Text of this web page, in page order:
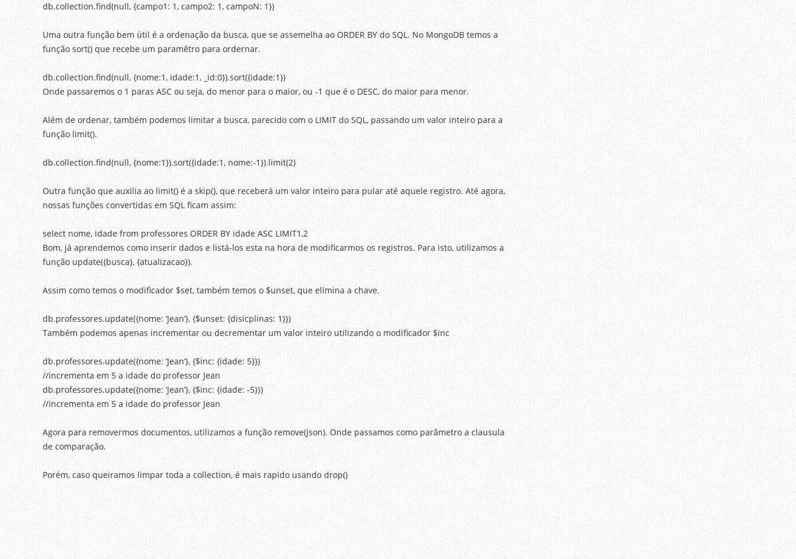
db.collection.find(null, {campo1: 1, campo2: 1, campoN: 1})
Uma outra função bem útil é a ordenação da busca, que se assemelha ao ORDER BY do SQL. No MongoDB temos a
função sort() que recebe um paramêtro para ordernar.
db.collection.find(null, {nome:1, idade:1, _id:0}).sort({idade:1})
Onde passaremos o 1 paras ASC ou seja, do menor para o maior, ou -1 que é o DESC, do maior para menor.
Além de ordenar, também podemos limitar a busca, parecido com o LIMIT do SQL, passando um valor inteiro para a
função limit().
db.collection.find(null, {nome:1}).sort({idade:1, nome:-1}).limit(2)
Outra função que auxilia ao limit() é a skip(), que receberá um valor inteiro para pular até aquele registro. Até agora,
nossas funções convertidas em SQL ficam assim:
select nome, idade from professores ORDER BY idade ASC LIMIT1,2
Bom, já aprendemos como inserir dados e listá-los esta na hora de modificarmos os registros. Para isto, utilizamos a
função update({busca}, {atualizacao}).
Assim como temos o modificador $set, também temos o $unset, que elimina a chave.
db.professores.update({nome: ‘Jean’}, {$unset: {disicplinas: 1}})
Também podemos apenas incrementar ou decrementar um valor inteiro utilizando o modificador $inc
db.professores.update({nome: ‘Jean’}, {$inc: {idade: 5}})
//incrementa em 5 a idade do professor Jean
db.professores.update({nome: ‘Jean’}, {$inc: {idade: -5}})
//incrementa em 5 a idade do professor Jean
Agora para removermos documentos, utilizamos a função remove(json). Onde passamos como parâmetro a clausula
de comparação.
Porém, caso queiramos limpar toda a collection, é mais rapido usando drop()